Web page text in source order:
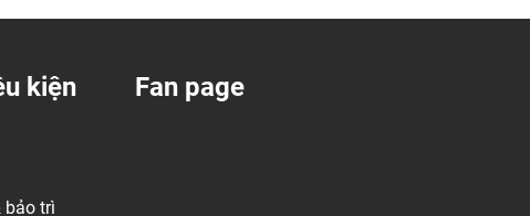
kiện
bảo trì
Fan page